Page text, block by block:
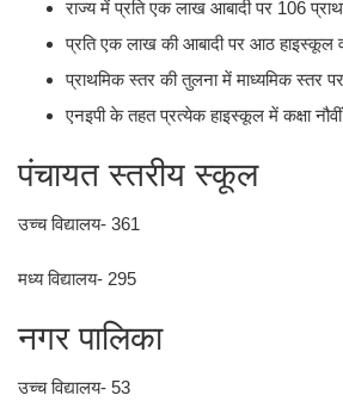
राज्य में प्रति एक लाख आबादी पर 106
प्रति एक लाख की आबादी पर आठ हाइस्कूल
प्राथमिक स्तर की तुलना में माध्यमिक स्तर
एनइपी के तहत प्रत्येक हाइस्कूल में कक्षा
पंचायत स्तरीय स्कूल
उच्च विद्यालय- 361
मध्य विद्यालय- 295
नगर पालिका
उच्च विद्यालय- 53